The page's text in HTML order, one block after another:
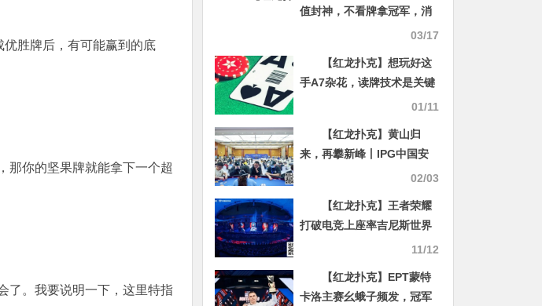
胜牌后，有可能赢到的底
那你的坚果牌就能拿下一个超
了。我要说明一下，这里特指
值封神，不看牌拿冠军，消
失 10 年后，扑克史上最狂
03/17
【红龙扑克】想玩好这
手A7杂花，读牌技术是关键
01/11
【红龙扑克】黄山归
来，再攀新峰丨IPG中国安
徽智力扑克大赛合肥站首演
02/03
【红龙扑克】王者荣耀
打破电竞上座率吉尼斯世界
11/12
【红龙扑克】EPT蒙特
卡洛主赛幺蛾子频发，冠军